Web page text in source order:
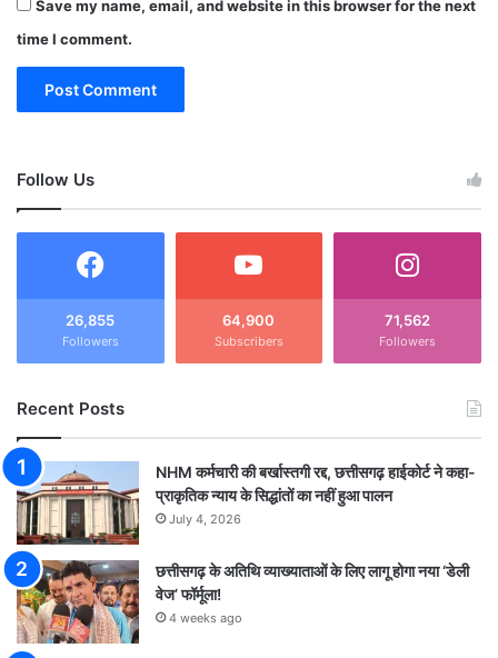
Save my name, email, and website in this browser for the next
time I comment.
Follow Us
26,855
Followers
64,900
Subscribers
71,562
Followers
Recent Posts
NHM कर्मचारी की बर्खास्तगी रद्द, छत्तीसगढ़ हाईकोर्ट ने कहा-
प्राकृतिक न्याय के सिद्धांतों का नहीं हुआ पालन
July 4, 2026
छत्तीसगढ़ के अतिथि व्याख्याताओं के लिए लागू होगा नया ‘डेली
वेज’ फॉर्मूला!
4 weeks ago